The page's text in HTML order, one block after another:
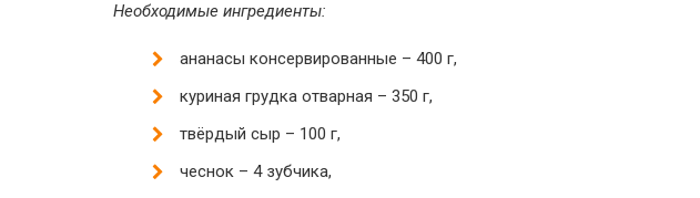
Необходимые ингредиенты:
ананасы консервированные – 400 г,
куриная грудка отварная – 350 г,
твёрдый сыр – 100 г,
чеснок – 4 зубчика,